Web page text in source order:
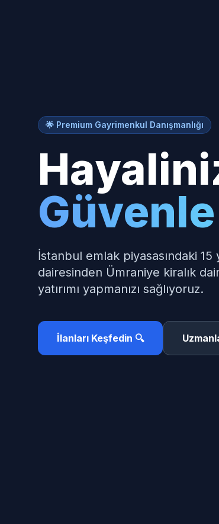
🌟 Premium Gayrimenkul Danışmanlığı
Güvenle
İstanbul emlak piyasasındaki 15
dairesinden Ümraniye kiralık
yatırımı yapmanızı sağlıyoruz.
İlanları Keşfedin 🔍